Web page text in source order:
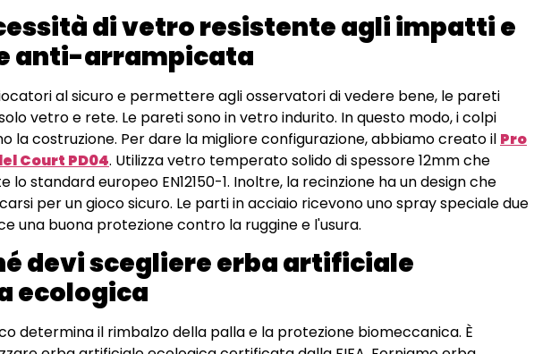
di vetro resistente agli impatti e
anti-arrampicata
al sicuro e permettere agli osservatori di vedere bene, le pareti
vetro e rete. Le pareti sono in vetro indurito. In questo modo, i colpi
la costruzione. Per dare la migliore configurazione, abbiamo creato il Pro
Court PD04. Utilizza vetro temperato solido di spessore 12mm che
lo standard europeo EN12150-1. Inoltre, la recinzione ha un design che
per un gioco sicuro. Le parti in acciaio ricevono uno spray speciale due
una buona protezione contro la ruggine e l'usura.
devi scegliere erba artificiale
ecologica
determina il rimbalzo della palla e la protezione biomeccanica. È